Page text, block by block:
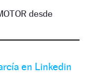
desde
en Linkedin